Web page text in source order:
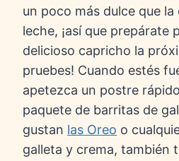
un poco más dulce que
leche, ¡así que prepárate
delicioso capricho la
pruebes! Cuando estés
apetezca un postre
paquete de barritas de
gustan las Oreo o
galleta y crema, también